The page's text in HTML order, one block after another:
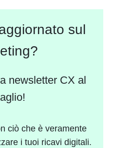
sul
newsletter CX al
ciò che è veramente
i tuoi ricavi digitali.